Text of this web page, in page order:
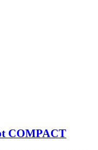
COMPACT